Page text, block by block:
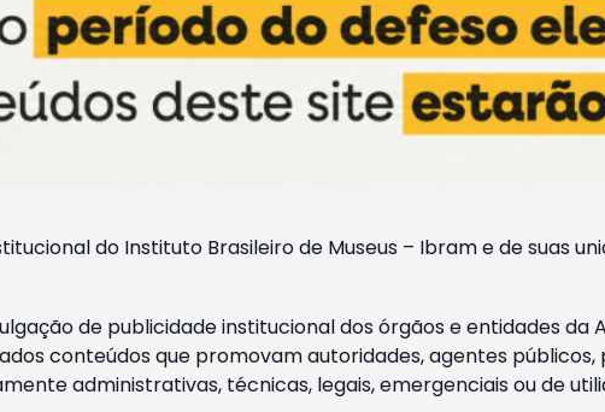
do Instituto Brasileiro de Museus – Ibram e de suas
de publicidade institucional dos órgãos e entidades da
conteúdos que promovam autoridades, agentes
administrativas, técnicas, legais, emergenciais ou de